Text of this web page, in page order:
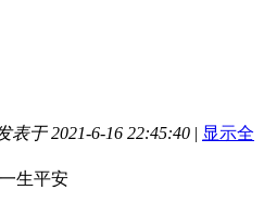
表于 2021-6-16 22:45:40 | 显示全
生平安